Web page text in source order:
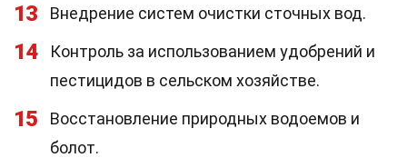
13 Внедрение систем очистки сточных вод.
14
Контроль за использованием удобрений и
пестицидов в сельском хозяйстве.
15
Восстановление природных водоемов и
болот.